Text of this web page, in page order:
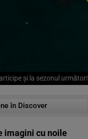
și la sezonul următor!
în Discover
imagini cu noile